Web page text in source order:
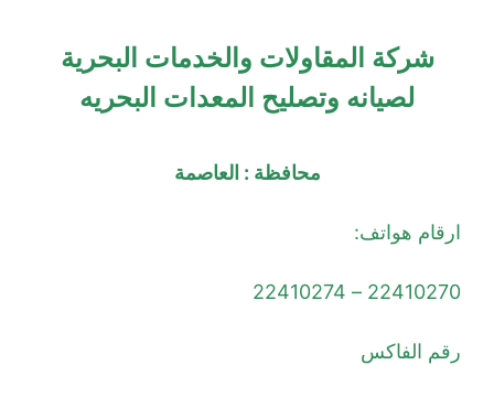
شركة المقاولات والخدمات البحرية
لصيانه وتصليح المعدات البحريه
محافظة : العاصمة
ارقام هواتف:
22410270 – 22410274
رقم الفاكس